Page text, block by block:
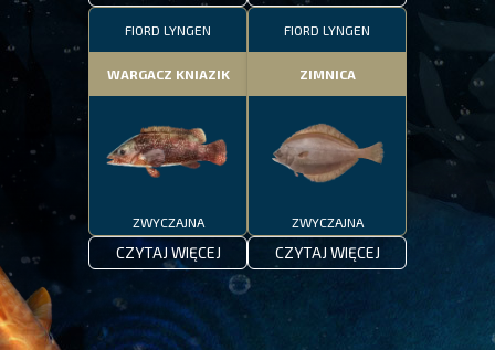
FIORD LYNGEN
WARGACZ KNIAZIK
ZWYCZAJNA
CZYTAJ WIĘCEJ
FIORD LYNGEN
ZIMNICA
ZWYCZAJNA
CZYTAJ WIĘCEJ